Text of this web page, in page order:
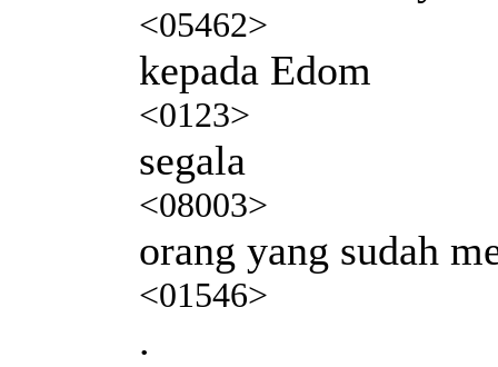
<05462>
kepada Edom
<0123>
segala
<08003>
orang yang sudah
<01546>
.